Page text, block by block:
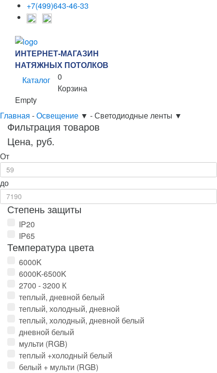
+7(499)643-46-33
ИНТЕРНЕТ-МАГАЗИН
НАТЯЖНЫХ ПОТОЛКОВ
Каталог
0
Корзина
Empty
Главная -Освещение ▼ -Светодиодные ленты ▼
Фильтрация товаров
Цена, руб.
От
до
Степень защиты
IP20
IP65
Температура цвета
6000K
6000K-6500K
2700 - 3200 К
теплый, дневной белый
теплый, холодный, дневной
теплый, холодный, дневной белый
дневной белый
мульти (RGB)
теплый +холодный белый
белый + мульти (RGB)